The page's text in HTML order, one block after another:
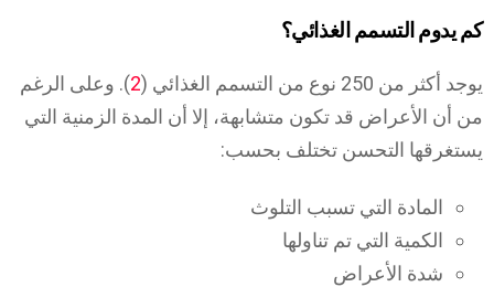
كم يدوم التسمم الغذائي؟
يوجد أكثر من 250 نوع من التسمم الغذائي ( 2). وعلى الرغم
من أن الأعراض قد تكون متشابهة، إلا أن المدة الزمنية التي
يستغرقها التحسن تختلف بحسب:
المادة التي تسبب التلوث
الكمية التي تم تناولها
شدة الأعراض